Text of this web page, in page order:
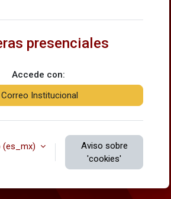
presenciales
Accede con:
Correo Institucional
‎(es_mx)‎
Aviso sobre
'cookies'